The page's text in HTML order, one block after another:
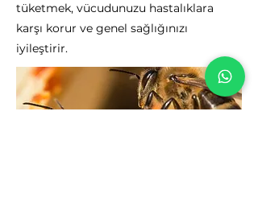
tüketmek, vücudunuzu hastalıklara
karşı korur ve genel sağlığınızı
iyileştirir.